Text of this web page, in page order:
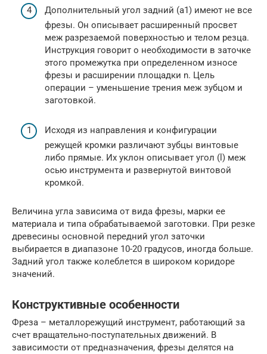
Дополнительный угол задний (a1) имеют не все
фрезы. Он описывает расширенный просвет
меж разрезаемой поверхностью и телом резца.
Инструкция говорит о необходимости в заточке
этого промежутка при определенном износе
фрезы и расширении площадки n. Цель
операции – уменьшение трения меж зубцом и
заготовкой.
Исходя из направления и конфигурации
режущей кромки различают зубцы винтовые
либо прямые. Их уклон описывает угол (l) меж
осью инструмента и развернутой винтовой
кромкой.
Величина угла зависима от вида фрезы, марки ее
материала и типа обрабатываемой заготовки. При резке
древесины основной передний угол заточки
выбирается в диапазоне 10-20 градусов, иногда больше.
Задний угол также колеблется в широком коридоре
значений.
Конструктивные особенности
Фреза – металлорежущий инструмент, работающий за
счет вращательно-поступательных движений. В
зависимости от предназначения, фрезы делятся на